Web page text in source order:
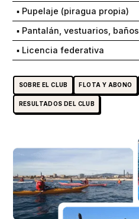
▪ Pupelaje (piragua propia)
▪ Pantalán, vestuarios, baños
▪ Licencia federativa
SOBRE EL CLUB FLOTA Y ABONO
RESULTADOS DEL CLUB